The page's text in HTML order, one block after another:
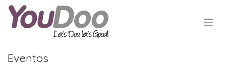
Eventos